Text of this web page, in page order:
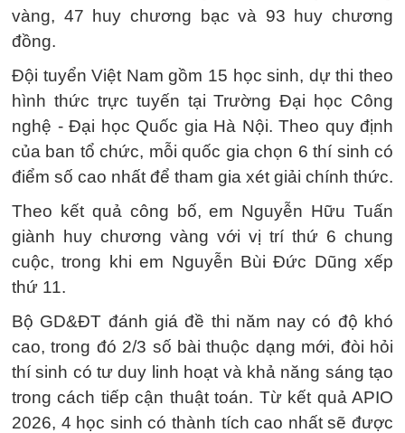
vàng, 47 huy chương bạc và 93 huy chương
đồng.
Đội tuyển Việt Nam gồm 15 học sinh, dự thi theo
hình thức trực tuyến tại Trường Đại học Công
nghệ - Đại học Quốc gia Hà Nội. Theo quy định
của ban tổ chức, mỗi quốc gia chọn 6 thí sinh có
điểm số cao nhất để tham gia xét giải chính thức.
Theo kết quả công bố, em Nguyễn Hữu Tuấn
giành huy chương vàng với vị trí thứ 6 chung
cuộc, trong khi em Nguyễn Bùi Đức Dũng xếp
thứ 11.
Bộ GD&ĐT đánh giá đề thi năm nay có độ khó
cao, trong đó 2/3 số bài thuộc dạng mới, đòi hỏi
thí sinh có tư duy linh hoạt và khả năng sáng tạo
trong cách tiếp cận thuật toán. Từ kết quả APIO
2026, 4 học sinh có thành tích cao nhất sẽ được